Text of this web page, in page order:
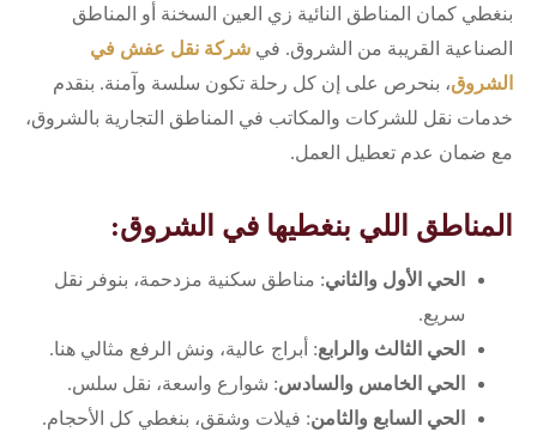
بنغطي كمان المناطق النائية زي العين السخنة أو المناطق
الصناعية القريبة من الشروق. في شركة نقل عفش في
الشروق، بنحرص على إن كل رحلة تكون سلسة وآمنة. بنقدم
خدمات نقل للشركات والمكاتب في المناطق التجارية بالشروق،
مع ضمان عدم تعطيل العمل.
المناطق اللي بنغطيها في الشروق:
الحي الأول والثاني: مناطق سكنية مزدحمة، بنوفر نقل
سريع.
الحي الثالث والرابع: أبراج عالية، ونش الرفع مثالي هنا.
الحي الخامس والسادس: شوارع واسعة، نقل سلس.
الحي السابع والثامن: فيلات وشقق، بنغطي كل الأحجام.